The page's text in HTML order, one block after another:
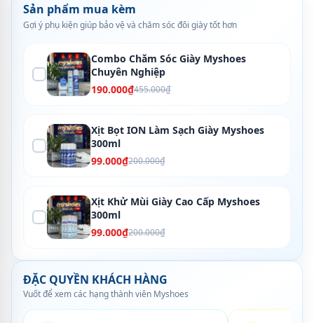
Sản phẩm mua kèm
Gợi ý phụ kiện giúp bảo vệ và chăm sóc đôi giày tốt hơn
Combo Chăm Sóc Giày Myshoes
Chuyên Nghiệp
190.000₫455.000₫
Xịt Bọt ION Làm Sạch Giày Myshoes
300ml
99.000₫200.000₫
Xịt Khử Mùi Giày Cao Cấp Myshoes
300ml
99.000₫200.000₫
ĐẶC QUYỀN KHÁCH HÀNG
Vuốt để xem các hạng thành viên Myshoes